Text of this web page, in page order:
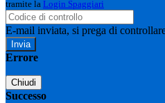
tramite la Login Spaggiari
E-mail inviata, si prega di
Errore
Chiudi
Successo